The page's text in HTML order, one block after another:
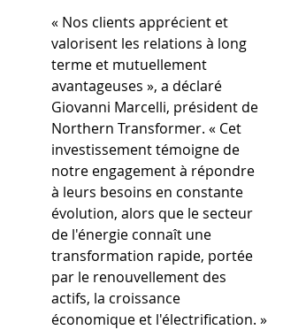
« Nos clients apprécient et
valorisent les relations à long
terme et mutuellement
avantageuses », a déclaré
Giovanni Marcelli, président de
Northern Transformer. « Cet
investissement témoigne de
notre engagement à répondre
à leurs besoins en constante
évolution, alors que le secteur
de l'énergie connaît une
transformation rapide, portée
par le renouvellement des
actifs, la croissance
économique et l'électrification. »